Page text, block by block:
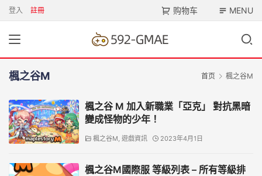
登入 註冊 购物车 MENU
楓之谷M 首页 楓之谷M
楓之谷 M 加入新職業「亞克」 對抗黑暗
變成怪物的少年！
楓之谷M, 遊戲資訊 2023年4月1日
楓之谷M國際服 等級列表 – 所有等級排